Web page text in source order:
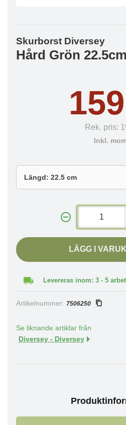
Skurborst Diversey
Hård Grön 22.5cm
Rek. pris:
Inkl.
LÄGG I
Levereras inom: 3 - 5
Artikelnummer: 7506250
Se liknande artiklar från
Diversey - Diversey